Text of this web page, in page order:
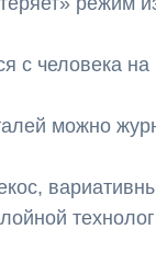
с человека на
можно